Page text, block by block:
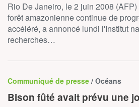
Rio De Janeiro, le 2 juin 2008
forêt amazonienne continue de
accéléré, a annoncé lundi l'Institut
recherches…
Communiqué de presse / Océans
Bison fûté avait prévu une